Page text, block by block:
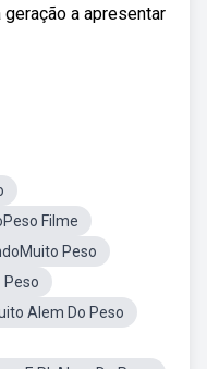
a apresentar
Filme
Peso
Peso
Alem Do Peso